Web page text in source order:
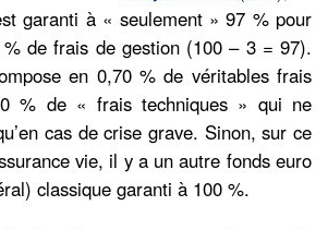
garanti à « seulement » 97 % pour
de frais de gestion (100 – 3 = 97).
en 0,70 % de véritables frais
% de « frais techniques » qui ne
cas de crise grave. Sinon, sur ce
vie, il y a un autre fonds euro
classique garanti à 100 %.